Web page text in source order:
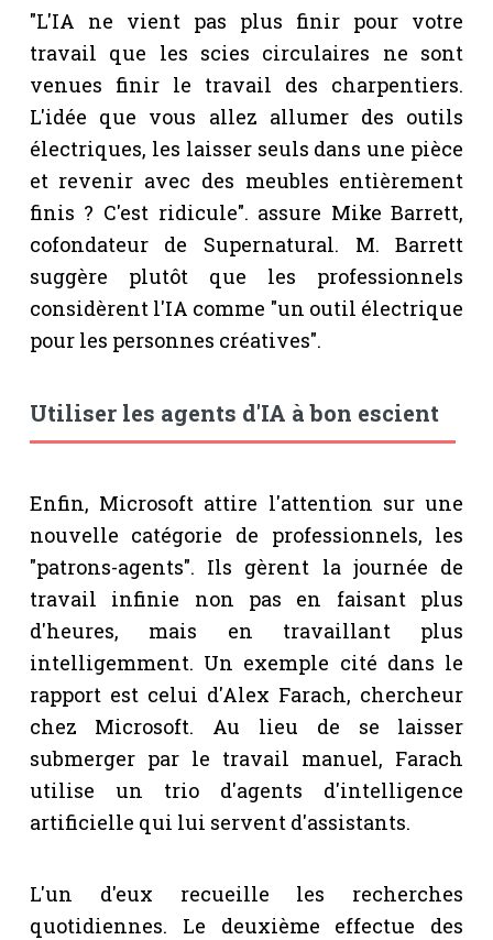
"L'IA ne vient pas plus finir pour votre
travail que les scies circulaires ne sont
venues finir le travail des charpentiers.
L'idée que vous allez allumer des outils
électriques, les laisser seuls dans une pièce
et revenir avec des meubles entièrement
finis ? C'est ridicule". assure Mike Barrett,
cofondateur de Supernatural. M. Barrett
suggère plutôt que les professionnels
considèrent l'IA comme "un outil électrique
pour les personnes créatives".
Utiliser les agents d'IA à bon escient
Enfin, Microsoft attire l'attention sur une
nouvelle catégorie de professionnels, les
"patrons-agents". Ils gèrent la journée de
travail infinie non pas en faisant plus
d'heures, mais en travaillant plus
intelligemment. Un exemple cité dans le
rapport est celui d'Alex Farach, chercheur
chez Microsoft. Au lieu de se laisser
submerger par le travail manuel, Farach
utilise un trio d'agents d'intelligence
artificielle qui lui servent d'assistants.
L'un d'eux recueille les recherches
quotidiennes. Le deuxième effectue des